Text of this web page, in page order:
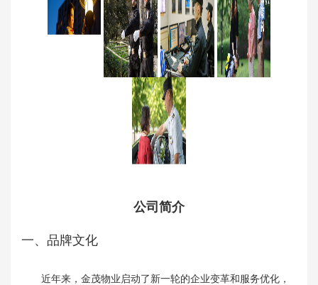
公司简介
一、品牌文化
近年来，金茂物业启动了新一轮的企业变革和服务优化，